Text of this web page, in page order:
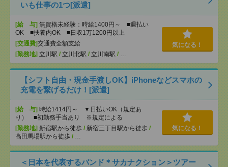
いも仕事の1つ[派遣]
[給 与] 無資格未経験：時給1400円～ ■週払い
OK ■扶養内OK ■日収1万1200円以上
[交通費]交通費全額支給
[勤務地] 立川駅 / 立川北駅 / 立川南駅 / …
気になる！
【シフト自由・現金手渡しOK】iPhoneなどスマホの
充電を繋げるだけ！[派遣]
[給 与] 時給1414円～ ▼日払いOK（規定あ
り） ■初勤務手当あり ※規定による
[勤務地] 新宿駅から徒歩 / 新宿三丁目駅から徒歩 /
高田馬場駅から徒歩 / …
気になる！
＜日本を代表するバンド＊サカナクション＞ツアー